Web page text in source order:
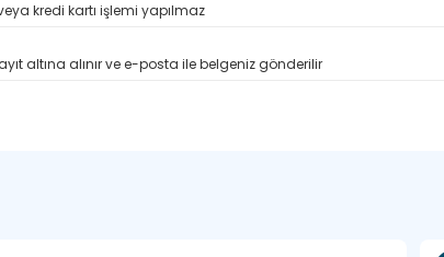
kredi kartı işlemi yapılmaz
altına alınır ve e-posta ile belgeniz gönderilir